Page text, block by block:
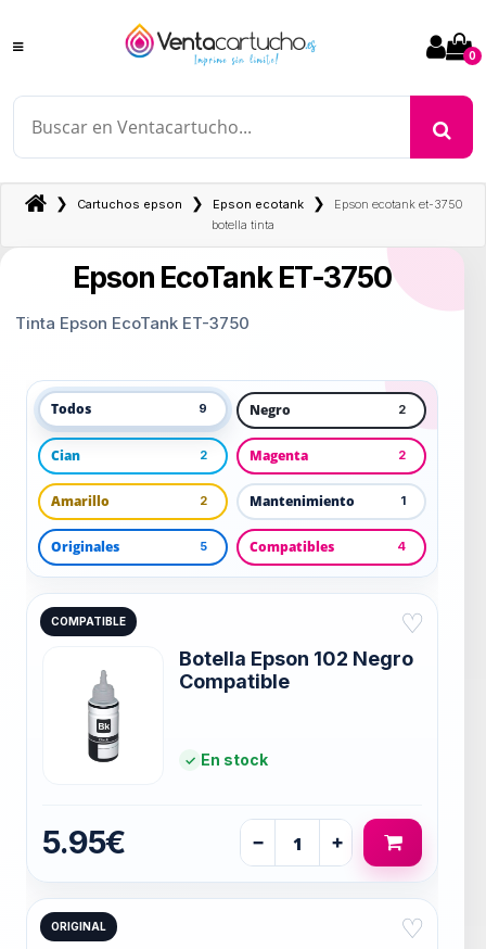
0
❯ Cartuchos epson ❯ Epson ecotank❯
Epson ecotank et-3750
botella tinta
Epson EcoTank ET-3750
Tinta Epson EcoTank ET-3750
Todos 9 Negro 2
Cian 2 Magenta 2
Amarillo 2 Mantenimiento 1
Originales 5 Compatibles 4
COMPATIBLE ♡
Botella Epson 102 Negro
Compatible
En stock
5.95€ − +
ORIGINAL ♡